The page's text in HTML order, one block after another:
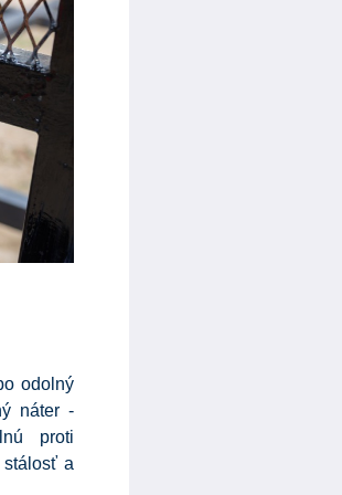
odolný
náter -
proti
stálosť a